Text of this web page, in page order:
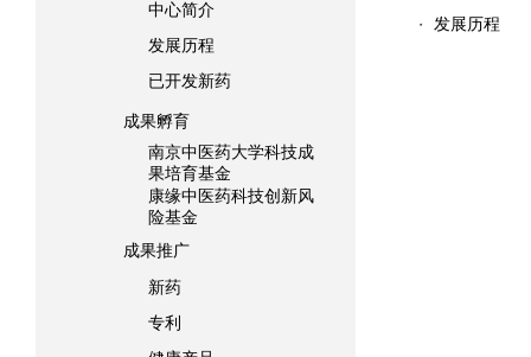
中心简介
发展历程
已开发新药
成果孵育
南京中医药大学科技成
果培育基金
康缘中医药科技创新风
险基金
成果推广
新药
专利
・ 发展历程